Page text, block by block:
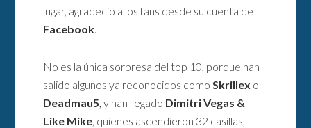
lugar, agradeció a los fans desde su cuenta de
Facebook
No es la única sorpresa del top 10, porque han
salido algunos ya reconocidos como Skrillex o
Deadmau5 , y han llegado Dimitri Vegas &
Like Mike , quienes ascendieron 32 casillas,